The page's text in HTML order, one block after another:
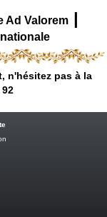
Ad Valorem |
n'hésitez pas à la